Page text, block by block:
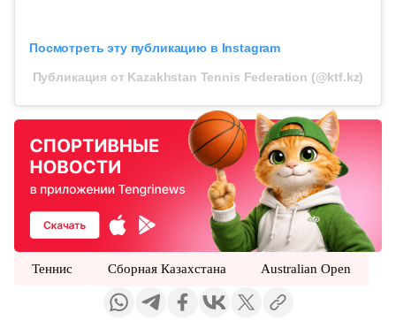
Посмотреть эту публикацию в Instagram
Публикация от Kazakhstan Tennis Federation (@ktf.kz)
Теннис Сборная Казахстана Australian Open